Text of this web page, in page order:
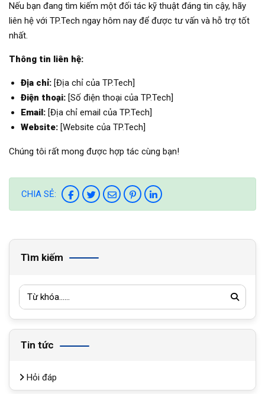
Nếu bạn đang tìm kiếm một đối tác kỹ thuật đáng tin cậy, hãy
liên hệ với TP.Tech ngay hôm nay để được tư vấn và hỗ trợ tốt
nhất.
Thông tin liên hệ:
Địa chỉ: [Địa chỉ của TP.Tech]
Điện thoại: [Số điện thoại của TP.Tech]
Email: [Địa chỉ email của TP.Tech]
Website: [Website của TP.Tech]
Chúng tôi rất mong được hợp tác cùng bạn!
CHIA SẺ:
Tìm kiếm
Tin tức
Hỏi đáp